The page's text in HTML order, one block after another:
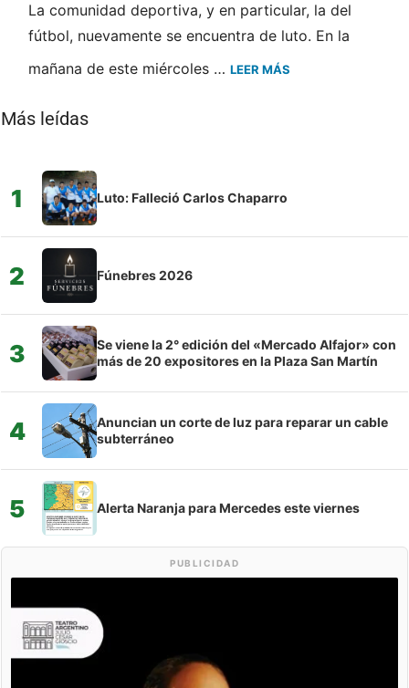
La comunidad deportiva, y en particular, la del
fútbol, nuevamente se encuentra de luto. En la
mañana de este miércoles … LEER MÁS
Más leídas
1 Luto: Falleció Carlos Chaparro
2 Fúnebres 2026
3
Se viene la 2° edición del «Mercado Alfajor» con
más de 20 expositores en la Plaza San Martín
4
Anuncian un corte de luz para reparar un cable
subterráneo
5 Alerta Naranja para Mercedes este viernes
PUBLICIDAD